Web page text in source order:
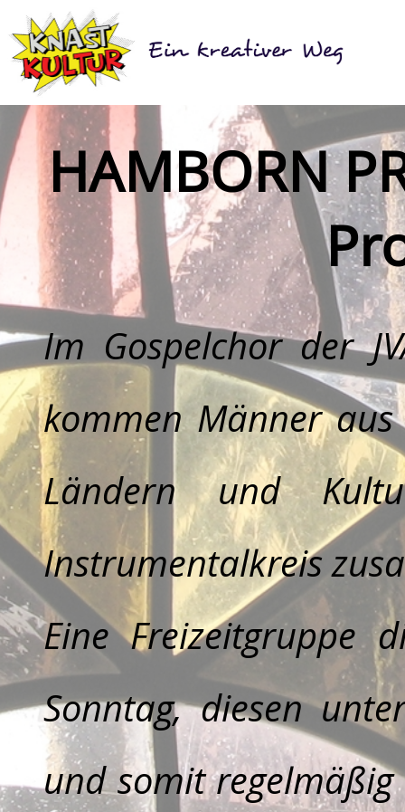
HAMBORN
Im Gospelchor der
kommen Männer
Ländern und
Instrumentalkreis
Eine Freizeitgruppe
Sonntag, diesen
und somit